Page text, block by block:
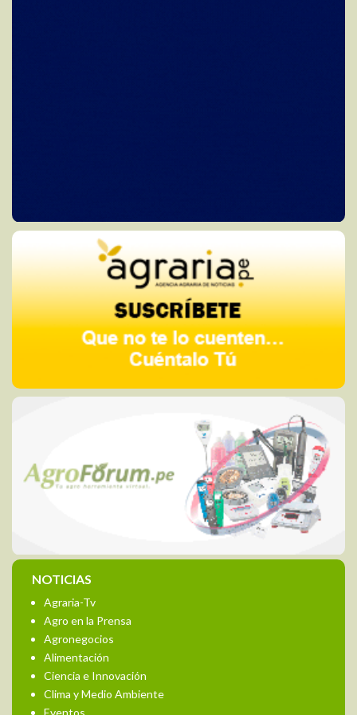
NOTICIAS
Agraria-Tv
Agro en la Prensa
Agronegocios
Alimentación
Ciencia e Innovación
Clima y Medio Ambiente